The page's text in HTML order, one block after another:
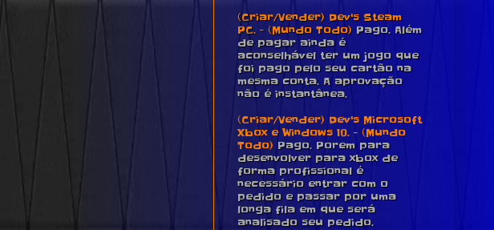
(Criar/Vender) Dev's Steam
PC. - (Mundo Todo) Pago. Além
de pagar ainda é
aconselhável ter um jogo que
foi pago pelo seu cartão na
mesma conta. A aprovação
não é instantânea.
(Criar/Vender) Dev's Microsoft
Xbox e Windows 10. - (Mundo
Todo) Pago. Porem para
desenvolver para xbox de
forma profissional é
necessário entrar com o
pedido e passar por uma
longa fila em que será
analisado seu pedido.